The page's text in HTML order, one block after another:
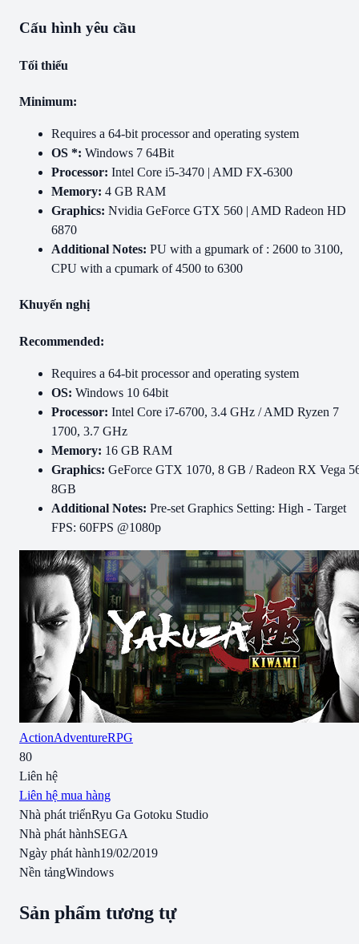
Cấu hình yêu cầu
Tối thiểu
Minimum:
Requires a 64-bit processor and operating system
OS *: Windows 7 64Bit
Processor: Intel Core i5-3470 | AMD FX-6300
Memory: 4 GB RAM
Graphics: Nvidia GeForce GTX 560 | AMD Radeon HD
6870
Additional Notes: PU with a gpumark of : 2600 to 3100,
CPU with a cpumark of 4500 to 6300
Khuyến nghị
Recommended:
Requires a 64-bit processor and operating system
OS: Windows 10 64bit
Processor: Intel Core i7-6700, 3.4 GHz / AMD Ryzen 7
1700, 3.7 GHz
Memory: 16 GB RAM
Graphics: GeForce GTX 1070, 8 GB / Radeon RX Vega
8GB
Additional Notes: Pre-set Graphics Setting: High - Target
FPS: 60FPS @1080p
ActionAdventureRPG
80
Liên hệ
Liên hệ mua hàng
Nhà phát triểnRyu Ga Gotoku Studio
Nhà phát hànhSEGA
Ngày phát hành19/02/2019
Nền tảngWindows
Sản phẩm tương tự